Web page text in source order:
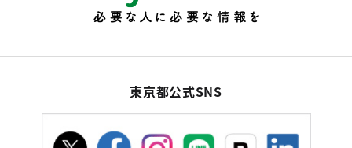
東京都公式SNS